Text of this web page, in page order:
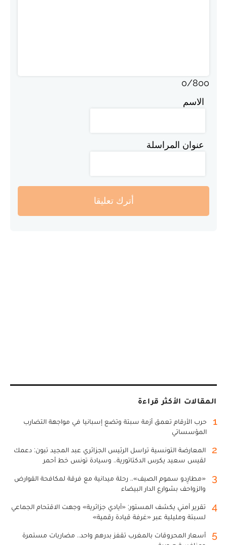
0/800
الاسم
عنوان المراسلة
أترك تعليقا
المقالات الأكثر قراءة
1
حرب الأرقام تعمق أزمة سبتة وتضع إسبانيا في مواجهة التضارب
المؤسساتي
2
المعارضة التونسية تراسل الرئيس الجزائري عبد المجيد تبون: دعمك
لقيس سعيد يكرس الدكتاتورية.. وسيادة تونس خط أحمر
3
«مطارِدو سموم الصيف».. رحلة ميدانية مع فرقة لمكافحة القوارض
والزواحف بشوارع الدار البيضاء
4
تقرير أمني يكشف المستور: «أيادي جزائرية» وجهت الاقتحام الجماعي
لسبتة ومليلية عبر «غرفة قيادة رقمية»
5
أسعار المحروقات بالمغرب تقفز بدرهم واحد.. مضاربات مستمرة